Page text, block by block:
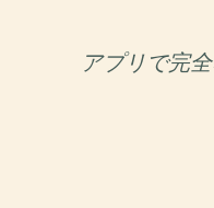
アプリで完